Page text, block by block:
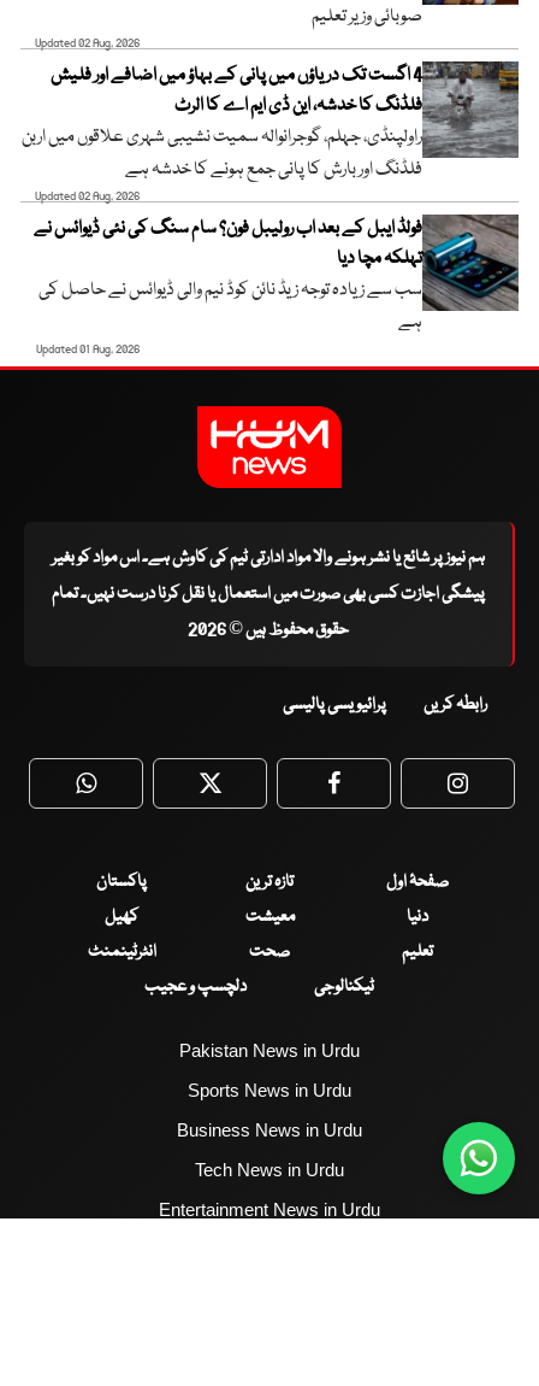
صوبائی وزیر تعلیم
Updated 02 Aug, 2026
4 اگست تک دریاؤں میں پانی کے بہاؤ میں اضافے اور فلیش
فلڈنگ کا خدشہ، این ڈی ایم اے کا الرٹ
راولپنڈی، جہلم، گوجرانوالہ سمیت نشیبی شہری علاقوں میں اربن
فلڈنگ اور بارش کا پانی جمع ہونے کا خدشہ ہے
Updated 02 Aug, 2026
فولڈ ایبل کے بعد اب رولیبل فون؟ سام سنگ کی نئی ڈیوائس نے
تہلکہ مچا دیا
سب سے زیادہ توجہ زیڈ نائن کوڈ نیم والی ڈیوائس نے حاصل کی
ہے
Updated 01 Aug, 2026
ہم نیوز پر شائع یا نشر ہونے والا مواد ادارتی ٹیم کی کاوش ہے۔ اس مواد کو بغیر
پیشگی اجازت کسی بھی صورت میں استعمال یا نقل کرنا درست نہیں۔ تمام
حقوق محفوظ ہیں © 2026
رابطہ کریں پرائیویسی پالیسی
WhatsApp Twitter Facebook
صفحۂ اول تازہ ترین
پاکستان
دنیا
معیشت
کھیل
تعلیم
صحت
انٹرٹینمنٹ
ٹیکنالوجی
دلچسپ و عجیب
Pakistan News in Urdu
Sports News in Urdu
Business News in Urdu
Tech News in Urdu
Entertainment News in Urdu